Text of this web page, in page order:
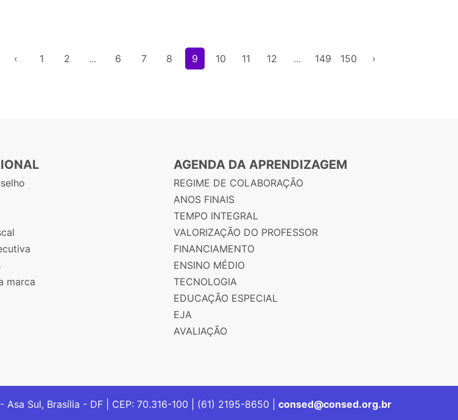
‹ 1 2 ... 6 7 8 9 10 11 12 ... 149 150 ›
marca
AGENDA DA APRENDIZAGEM
REGIME DE COLABORAÇÃO
ANOS FINAIS
TEMPO INTEGRAL
VALORIZAÇÃO DO PROFESSOR
FINANCIAMENTO
ENSINO MÉDIO
TECNOLOGIA
EDUCAÇÃO ESPECIAL
EJA
AVALIAÇÃO
Sul, Brasília - DF | CEP: 70.316-100 | (61) 2195-8650 | consed@consed.org.br